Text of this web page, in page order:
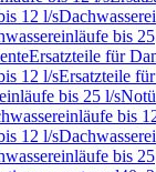
12 l/s
bis 25
Ersatzteile für
12 l/sErsatzteile
bis 25 l/s
bis
12 l/s
bis 25